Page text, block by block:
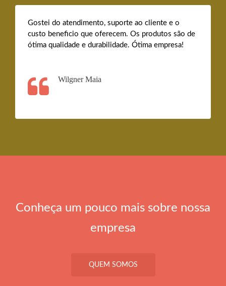
Gostei do atendimento, suporte ao cliente e o
custo beneficio que oferecem. Os produtos são de
ótima qualidade e durabilidade. Ótima empresa!
Wilgner Maia
Conheça um pouco mais sobre nossa
empresa
QUEM SOMOS